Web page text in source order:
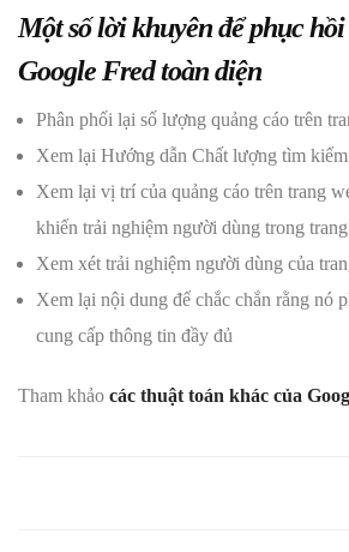
Một số lời khuyên để phục
Google Fred toàn diện
Phân phối lại số lượng quảng cáo trên
Xem lại Hướng dẫn Chất lượng tìm
Xem lại vị trí của quảng cáo trên trang
khiến trải nghiệm người dùng trong
Xem xét trải nghiệm người dùng của
Xem lại nội dung để chắc chắn rằng nó
cung cấp thông tin đầy đủ
Tham khảo các thuật toán khác của